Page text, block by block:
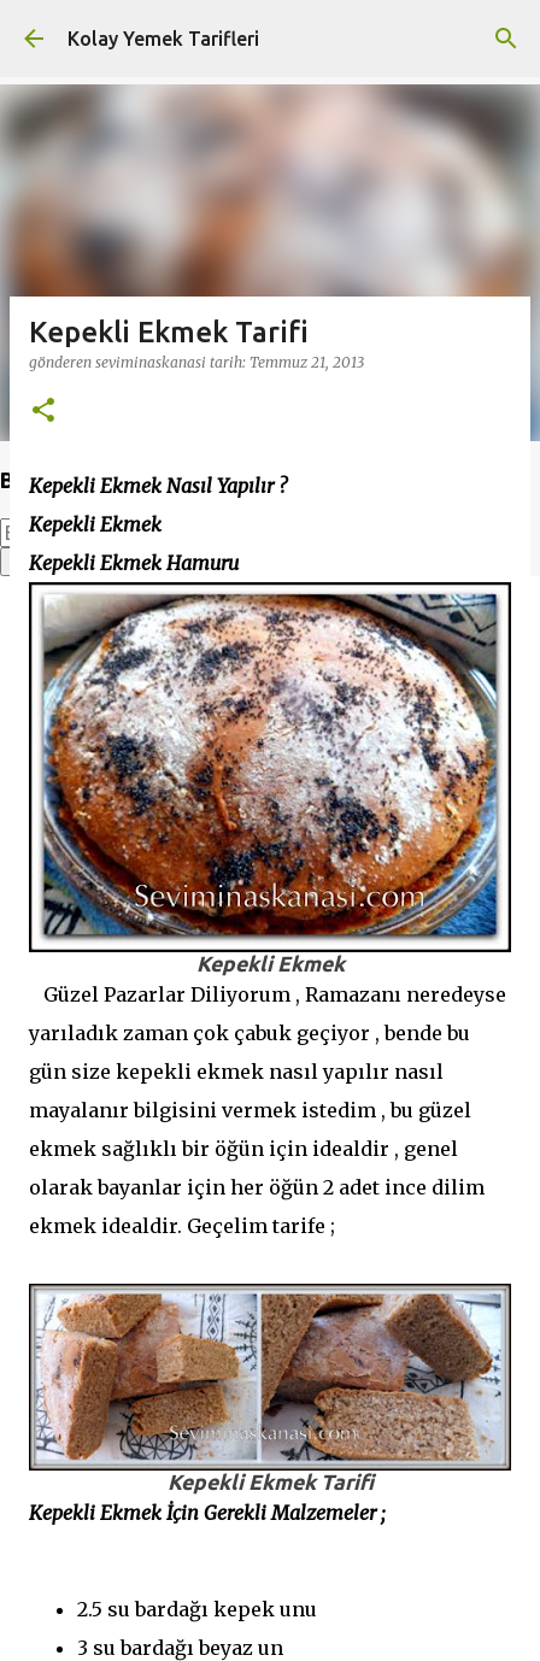
Ana içeriğe atla
Kolay Yemek Tarifleri
Bu Blogda Ara
Kepekli Ekmek Tarifi
gönderen seviminaskanasi tarih: Temmuz 21, 2013
Kepekli Ekmek Nasıl Yapılır ?
Kepekli Ekmek
Kepekli Ekmek Hamuru
Kepekli Ekmek
Güzel Pazarlar Diliyorum , Ramazanı neredeyse
yarıladık zaman çok çabuk geçiyor , bende bu
gün size kepekli ekmek nasıl yapılır nasıl
mayalanır bilgisini vermek istedim , bu güzel
ekmek sağlıklı bir öğün için idealdir , genel
olarak bayanlar için her öğün 2 adet ince dilim
ekmek idealdir. Geçelim tarife ;
Kepekli Ekmek Tarifi
Kepekli Ekmek İçin Gerekli Malzemeler ;
2.5 su bardağı kepek unu
3 su bardağı beyaz un